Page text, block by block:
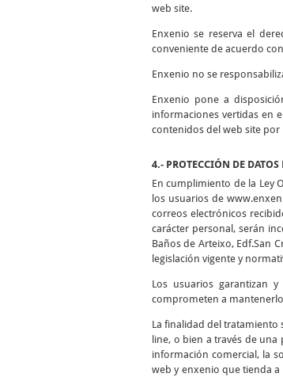
web site.
Enxenio se reserva el
conveniente de acuerdo
Enxenio no se
Enxenio pone a
informaciones vertidas en
contenidos del web site
4.- PROTECCIÓN DE DATOS
En cumplimiento de la Ley
los usuarios de
correos electrónicos
carácter personal, serán
Baños de Arteixo, Edf.San
legislación vigente y
Los usuarios garantizan
comprometen a
La finalidad del tratamiento
line, o bien a través de
información comercial, la
web y enxenio que tienda